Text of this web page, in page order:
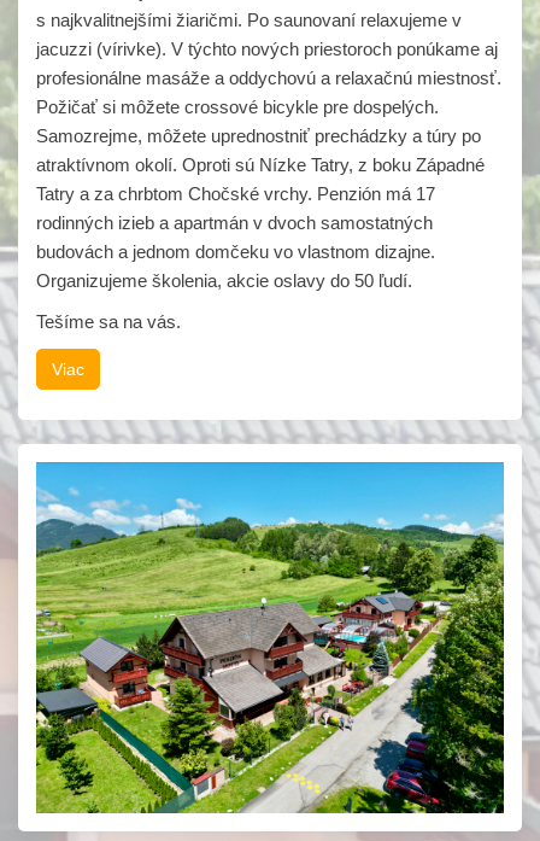
s najkvalitnejšími žiaričmi. Po saunovaní relaxujeme v
jacuzzi (vírivke). V týchto nových priestoroch ponúkame aj
profesionálne masáže a oddychovú a relaxačnú miestnosť.
Požičať si môžete crossové bicykle pre dospelých.
Samozrejme, môžete uprednostniť prechádzky a túry po
atraktívnom okolí. Oproti sú Nízke Tatry, z boku Západné
Tatry a za chrbtom Chočské vrchy. Penzión má 17
rodinných izieb a apartmán v dvoch samostatných
budovách a jednom domčeku vo vlastnom dizajne.
Organizujeme školenia, akcie oslavy do 50 ľudí.
Tešíme sa na vás.
Viac